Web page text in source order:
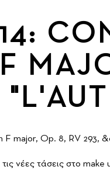
νέες τάσεις στο